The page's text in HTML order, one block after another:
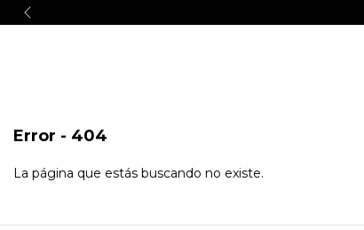
Error - 404
La página que estás buscando no existe.